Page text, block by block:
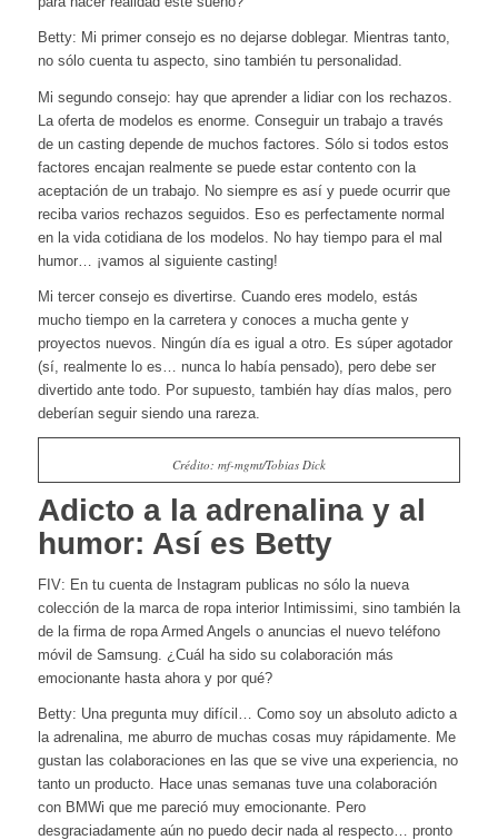
Betty: Mi primer consejo es no dejarse doblegar. Mientras tanto,
no sólo cuenta tu aspecto, sino también tu personalidad.
Mi segundo consejo: hay que aprender a lidiar con los rechazos.
La oferta de modelos es enorme. Conseguir un trabajo a través
de un casting depende de muchos factores. Sólo si todos estos
factores encajan realmente se puede estar contento con la
aceptación de un trabajo. No siempre es así y puede ocurrir que
reciba varios rechazos seguidos. Eso es perfectamente normal
en la vida cotidiana de los modelos. No hay tiempo para el mal
humor… ¡vamos al siguiente casting!
Mi tercer consejo es divertirse. Cuando eres modelo, estás
mucho tiempo en la carretera y conoces a mucha gente y
proyectos nuevos. Ningún día es igual a otro. Es súper agotador
(sí, realmente lo es… nunca lo había pensado), pero debe ser
divertido ante todo. Por supuesto, también hay días malos, pero
deberían seguir siendo una rareza.
Crédito: mf-mgmt/Tobias Dick
Adicto a la adrenalina y al
humor: Así es Betty
FIV: En tu cuenta de Instagram publicas no sólo la nueva
colección de la marca de ropa interior Intimissimi, sino también la
de la firma de ropa Armed Angels o anuncias el nuevo teléfono
móvil de Samsung. ¿Cuál ha sido su colaboración más
emocionante hasta ahora y por qué?
Betty: Una pregunta muy difícil… Como soy un absoluto adicto a
la adrenalina, me aburro de muchas cosas muy rápidamente. Me
gustan las colaboraciones en las que se vive una experiencia, no
tanto un producto. Hace unas semanas tuve una colaboración
con BMWi que me pareció muy emocionante. Pero
desgraciadamente aún no puedo decir nada al respecto… pronto